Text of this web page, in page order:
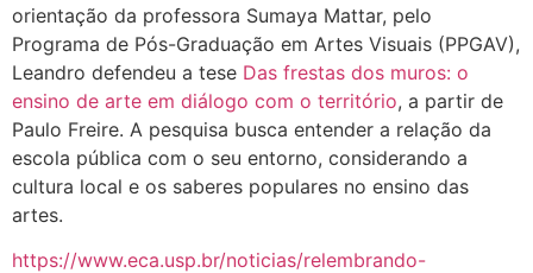
orientação da professora Sumaya Mattar, pelo
Programa de Pós-Graduação em Artes Visuais (PPGAV),
Leandro defendeu a tese Das frestas dos muros: o
ensino de arte em diálogo com o território, a partir de
Paulo Freire. A pesquisa busca entender a relação da
escola pública com o seu entorno, considerando a
cultura local e os saberes populares no ensino das
artes.
https://www.eca.usp.br/noticias/relembrando-